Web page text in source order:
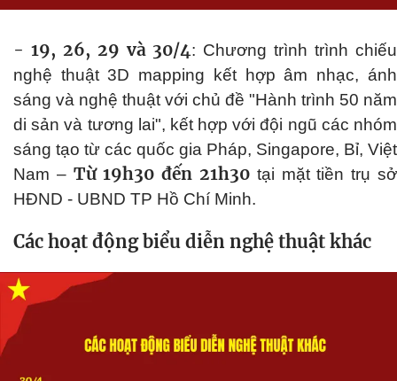
- 19, 26, 29 và 30/4: Chương trình trình chiếu
nghệ thuật 3D mapping kết hợp âm nhạc, ánh
sáng và nghệ thuật với chủ đề "Hành trình 50 năm
di sản và tương lai", kết hợp với đội ngũ các nhóm
sáng tạo từ các quốc gia Pháp, Singapore, Bỉ, Việt
Nam – Từ 19h30 đến 21h30 tại mặt tiền trụ sở
HĐND - UBND TP Hồ Chí Minh.
Các hoạt động biểu diễn nghệ thuật khác